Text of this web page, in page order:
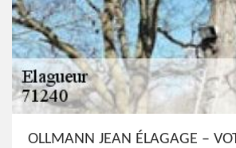
OLLMANN JEAN ÉLAGAGE –